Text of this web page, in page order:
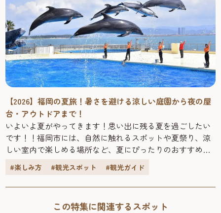
【2026】福岡の夏旅！暑さを避ける涼しい庭園から夜の屋
台・アウトドアまで！
いよいよ夏がやってきます！思い出に残る夏を過ごしたい
です！！福岡市には、自然に触れるスポットや夏祭り、涼
しい室内で楽しめる場所など、夏にぴったりのおすすめス
ポットがたくさんあります。今回は、福岡市の夏を楽しむ
スポットをご紹介いたします。
#楽しみ方 #観光スポット #観光ガイド
この特集に関連するスポット